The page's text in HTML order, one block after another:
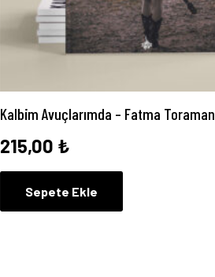
Kalbim Avuçlarımda – Fatma Toraman
215,00 ₺
Sepete Ekle